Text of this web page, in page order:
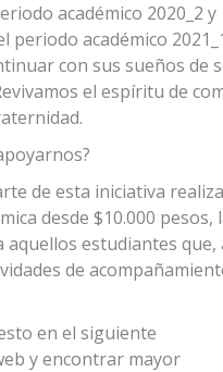
académico 2020_2 y
periodo académico
con sus sueños de
el espíritu de
de esta iniciativa
desde $10.000 pesos,
aquellos estudiantes que,
de
en el siguiente
y encontrar mayor